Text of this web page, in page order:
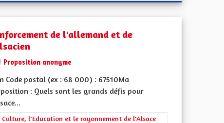
de l'Alsace en France et en Europe
de l'allemand et de
Proposition anonyme
Code postal (ex : 68 000) : 67510Ma
: Quels sont les grands défis pour
les résultats de la catégorie : La Culture, l'Education et le
Culture, l'Education et le rayonnement de l'Alsace